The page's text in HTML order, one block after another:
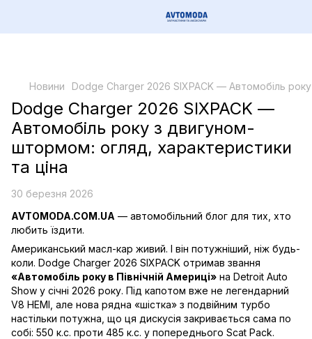
Новини Dodge Charger 2026 SIXPACK — Автомобіль
Dodge Charger 2026 SIXPACK —
Автомобіль року з двигуном-
штормом: огляд, характеристики
та ціна
30 березня 2026
AVTOMODA.COM.UA — автомобільний блог для тих, хто
любить їздити.
Американський масл-кар живий. І він потужніший, ніж будь-
коли. Dodge Charger 2026 SIXPACK отримав звання
«Автомобіль року в Північній Америці» на Detroit Auto
Show у січні 2026 року. Під капотом вже не легендарний
V8 HEMI, але нова рядна «шістка» з подвійним турбо
настільки потужна, що ця дискусія закривається сама по
собі: 550 к.с. проти 485 к.с. у попереднього Scat Pack.